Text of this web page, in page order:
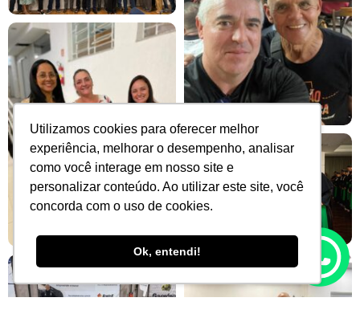
Utilizamos cookies para oferecer melhor
experiência, melhorar o desempenho, analisar
como você interage em nosso site e
personalizar conteúdo. Ao utilizar este site, você
concorda com o uso de cookies.
Ok, entendi!